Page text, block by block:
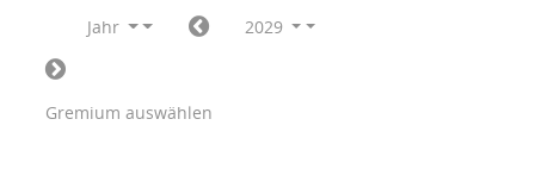
Jahr 2029
Gremium auswählen